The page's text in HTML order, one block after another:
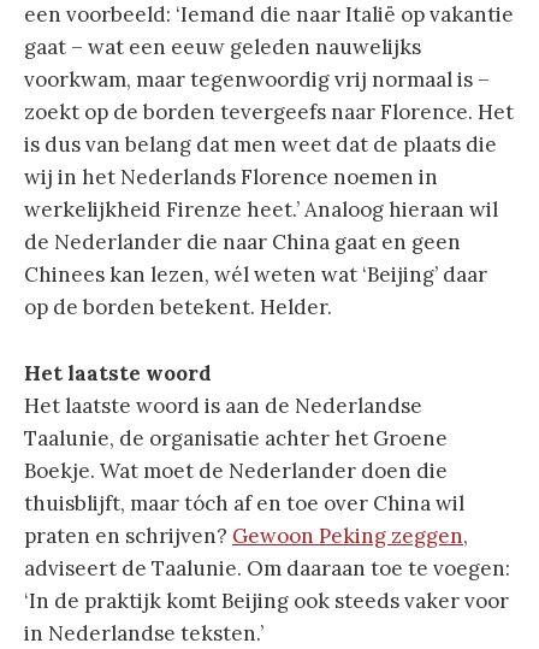
een voorbeeld: ‘Iemand die naar Italië op vakantie
gaat – wat een eeuw geleden nauwelijks
voorkwam, maar tegenwoordig vrij normaal is –
zoekt op de borden tevergeefs naar Florence. Het
is dus van belang dat men weet dat de plaats die
wij in het Nederlands Florence noemen in
werkelijkheid Firenze heet.’ Analoog hieraan wil
de Nederlander die naar China gaat en geen
Chinees kan lezen, wél weten wat ‘Beijing’ daar
op de borden betekent. Helder.
Het laatste woord
Het laatste woord is aan de Nederlandse
Taalunie, de organisatie achter het Groene
Boekje. Wat moet de Nederlander doen die
thuisblijft, maar tóch af en toe over China wil
praten en schrijven? Gewoon Peking zeggen,
adviseert de Taalunie. Om daaraan toe te voegen:
‘In de praktijk komt Beijing ook steeds vaker voor
in Nederlandse teksten.’